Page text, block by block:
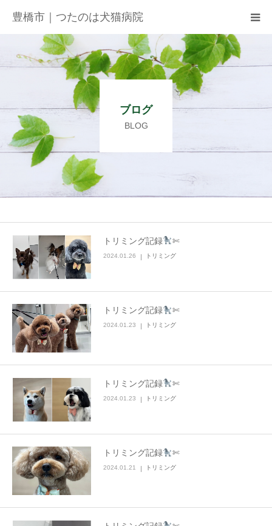
豊橋市｜つたのは犬猫病院
ブログ
BLOG
トリミング記録 ✄
2024.01.26 トリミング
トリミング記録 ✄
2024.01.23 トリミング
トリミング記録 ✄
2024.01.23 トリミング
トリミング記録 ✄
2024.01.21 トリミング
病院紹介
ネット予約
お知らせ
ブログ
お問い合わせ